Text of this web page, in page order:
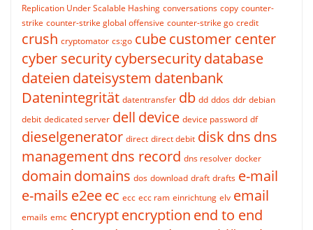
Replication Under Scalable Hashing conversations copy counter-
strike counter-strike global offensive counter-strike go credit
crush cryptomator cs:go cubecustomer center
cyber securitycybersecuritydatabase
dateien dateisystem datenbank
Datenintegrität datentransfer db dd ddos ddr debian
debit dedicated server dell device device password df
dieselgenerator direct direct debit disk dns dns
managementdns record dns resolver docker
domain domains dos download draft drafts e-mail
e-mails e2eeec ecc ecc ram einrichtung elv email
emails emc encryptencryption end to end